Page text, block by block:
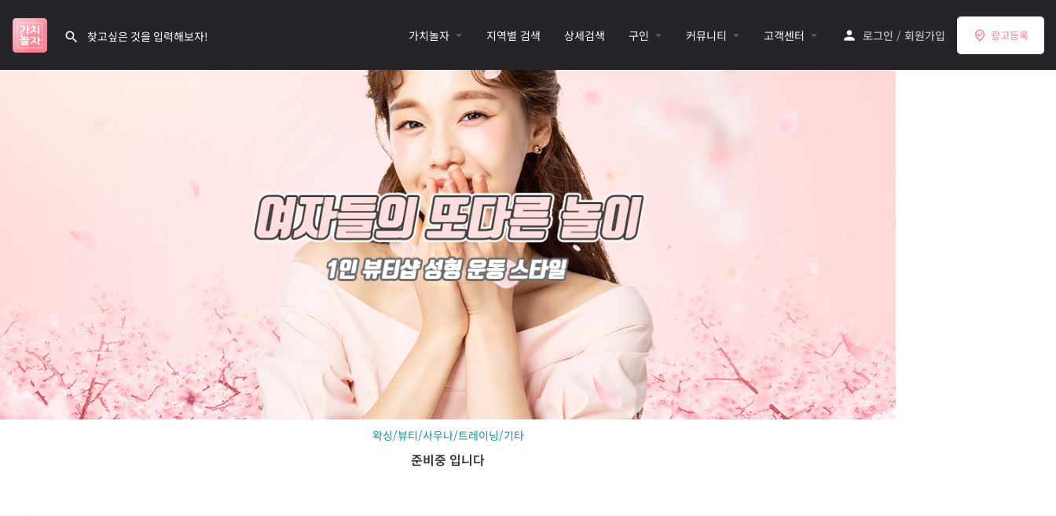
가치놀자 지역별 검색 상세검색 구인 커뮤니티 고객센터 로그인 / 회원가입 광고등록
왁싱/뷰티/사우나/트레이닝/기타
준비중 입니다